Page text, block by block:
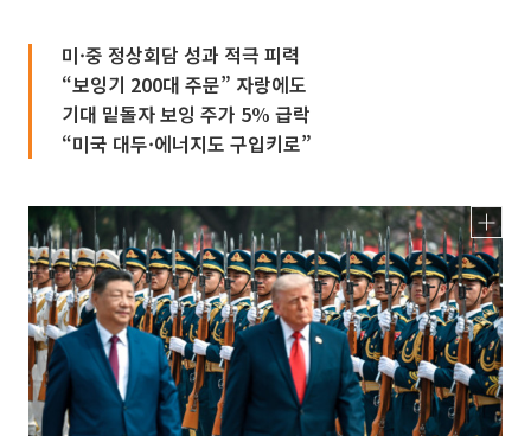
미·중 정상회담 성과 적극 피력
“보잉기 200대 주문” 자랑에도
기대 밑돌자 보잉 주가 5% 급락
“미국 대두·에너지도 구입키로”